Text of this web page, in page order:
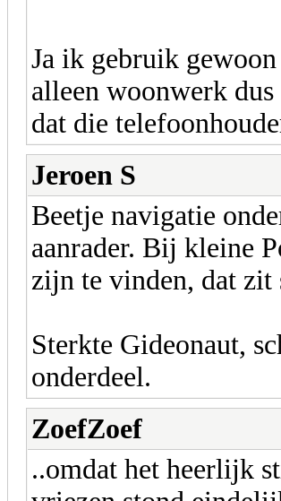
Ja ik gebruik
alleen woonwerk
dat die
Jeroen S
Beetje navigatie
aanrader. Bij kleine
zijn te vinden, dat zit
Sterkte Gideonaut,
onderdeel.
ZoefZoef
..omdat het heerlijk